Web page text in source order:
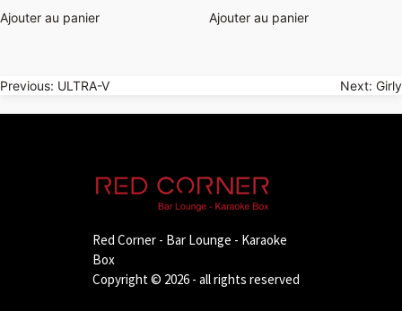
Ajouter au panier Ajouter au panier
Navigation
de
Previous: ULTRA-V Next: Girly
Red Corner - Bar Lounge - Karaoke
Box
Copyright © 2026 - all rights reserved